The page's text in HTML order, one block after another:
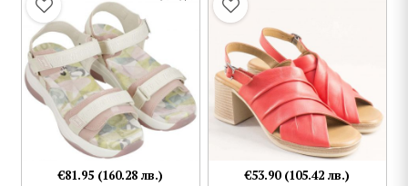
€81.95 (160.28 лв.) €53.90 (105.42 лв.)